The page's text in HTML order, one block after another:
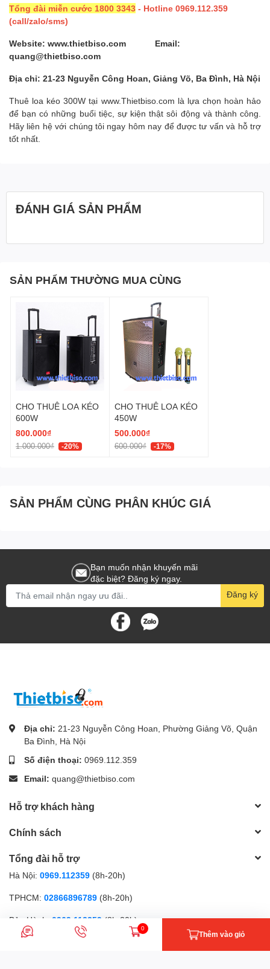
Tổng đài miễn cước 1800 3343 - Hotline 0969.112.359
(call/zalo/sms)
Website: www.thietbiso.com Email:
quang@thietbiso.com
Địa chỉ: 21-23 Nguyễn Công Hoan, Giảng Võ, Ba Đình, Hà Nội
Thuê loa kéo 300W tại www.Thietbiso.com là lựa chọn hoàn hảo
để bạn có những buổi tiệc, sự kiện thật sôi động và thành công.
Hãy liên hệ với chúng tôi ngay hôm nay để được tư vấn và hỗ trợ
tốt nhất.
ĐÁNH GIÁ SẢN PHẨM
SẢN PHẨM THƯỜNG MUA CÙNG
CHO THUÊ LOA KÉO
600W
800.000₫
1.000.000₫ -20%
CHO THUÊ LOA KÉO
450W
500.000₫
600.000₫ -17%
SẢN PHẨM CÙNG PHÂN KHÚC GIÁ
Bạn muốn nhận khuyến mãi
đặc biệt? Đăng ký ngay.
Đăng ký
Địa chỉ: 21-23 Nguyễn Công Hoan, Phường Giảng Võ, Quận
Ba Đình, Hà Nội
Số điện thoại: 0969.112.359
Email: quang@thietbiso.com
Hỗ trợ khách hàng
Chính sách
Tổng đài hỗ trợ
Hà Nội: 0969.112359 (8h-20h)
TPHCM: 02866896789 (8h-20h)
Bảo Hành: 0969.112359 (8h-20h)
0
Thêm vào giỏ